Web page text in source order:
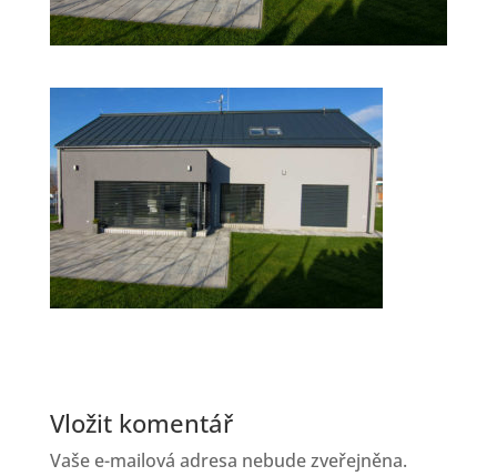
Vložit komentář
Vaše e-mailová adresa nebude zveřejněna.